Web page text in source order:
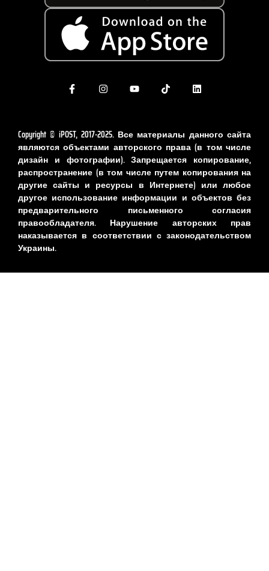
Copyright © iPOST, 2017-2025. Все материалы данного сайта
являются объектами авторского права (в том числе
дизайн и фотографии). Запрещается копирование,
распространение (в том числе путем копирования на
другие сайты и ресурсы в Интернете) или любое
другое использование информации и объектов без
предварительного письменного согласия
правообладателя. Нарушение авторских прав
наказывается в соответствии с законодательством
Украины.